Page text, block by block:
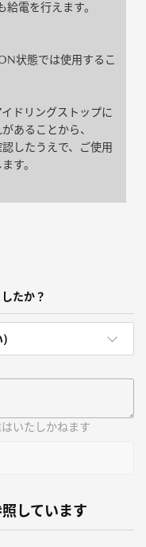
電を行えます。
状態では使用するこ
ドリングストップに
あることから、
したうえで、ご使用
します。
たか？
)
いたしかねます
しています